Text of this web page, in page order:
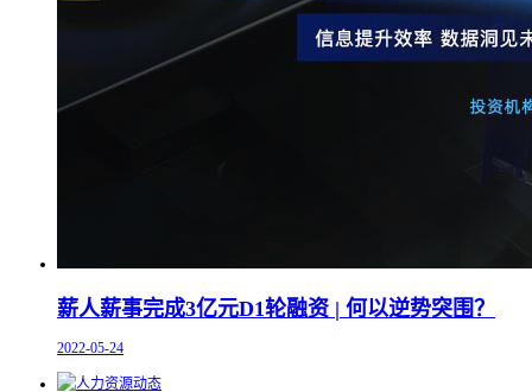
薪人薪事完成3亿元D1轮融资 | 何以逆势突围？
2022-05-24